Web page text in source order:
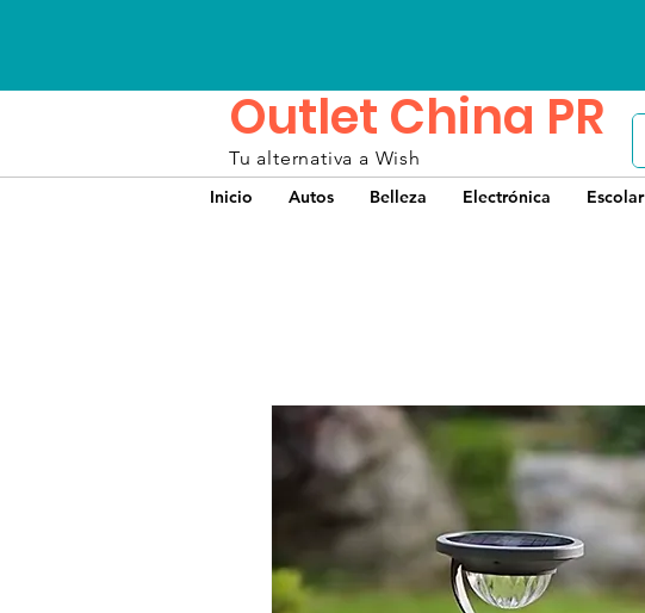
Outlet China PR
Tu alternativa a Wish
Inicio Autos Belleza Electrónica Escolar